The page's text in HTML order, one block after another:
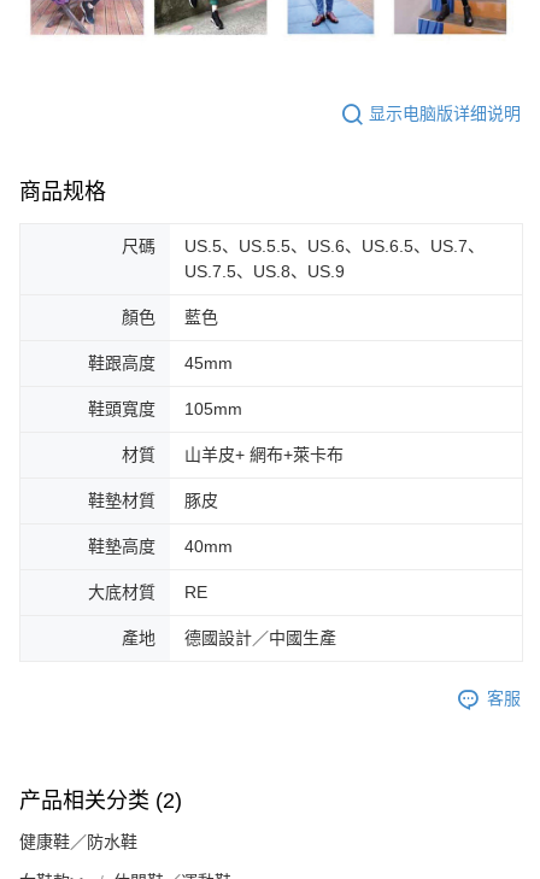
显示电脑版详细说明
商品规格
尺碼
US.5、US.5.5、US.6、US.6.5、US.7、
US.7.5、US.8、US.9
顏色 藍色
鞋跟高度 45mm
鞋頭寬度 105mm
材質 山羊皮+ 網布+萊卡布
鞋墊材質 豚皮
鞋墊高度 40mm
大底材質 RE
產地 德國設計／中國生產
客服
产品相关分类 (2)
健康鞋／防水鞋